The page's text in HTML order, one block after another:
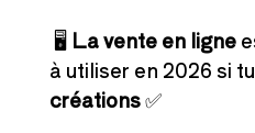
🖥️ La vente en ligne
à utiliser en 2026 si
créations✅